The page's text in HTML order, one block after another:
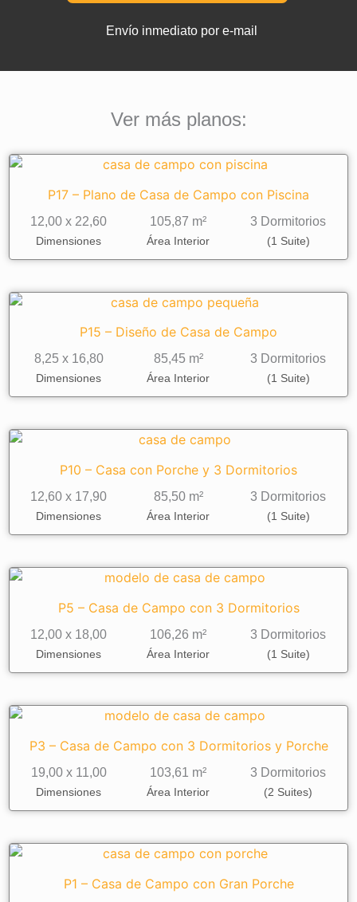
(Invertido)
Envío inmediato por e-mail
Ver más planos:
P17 – Plano de Casa de Campo con Piscina
12,00 x 22,60
Dimensiones
105,87 m²
Área Interior
3 Dormitorios
(1 Suite)
P15 – Diseño de Casa de Campo
8,25 x 16,80
Dimensiones
85,45 m²
Área Interior
3 Dormitorios
(1 Suite)
P10 – Casa con Porche y 3 Dormitorios
12,60 x 17,90
Dimensiones
85,50 m²
Área Interior
3 Dormitorios
(1 Suite)
P5 – Casa de Campo con 3 Dormitorios
12,00 x 18,00
Dimensiones
106,26 m²
Área Interior
3 Dormitorios
(1 Suite)
P3 – Casa de Campo con 3 Dormitorios y Porche
19,00 x 11,00
Dimensiones
103,61 m²
Área Interior
3 Dormitorios
(2 Suites)
P1 – Casa de Campo con Gran Porche